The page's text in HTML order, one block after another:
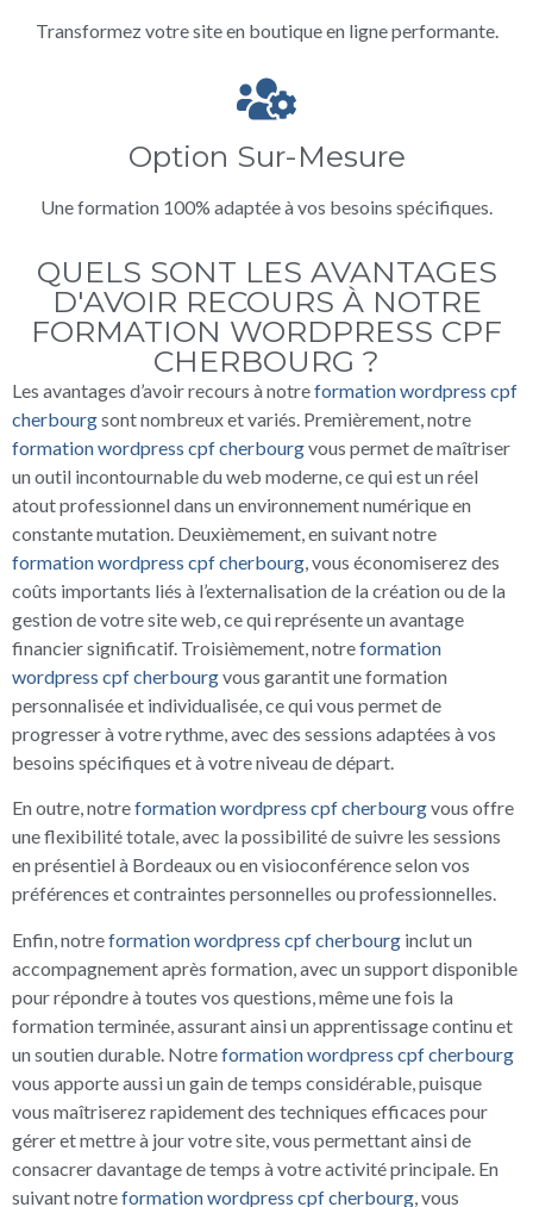
Transformez votre site en boutique en ligne performante.
Option Sur-Mesure
Une formation 100% adaptée à vos besoins spécifiques.
QUELS SONT LES AVANTAGES
D'AVOIR RECOURS À NOTRE
FORMATION WORDPRESS CPF
CHERBOURG ?
Les avantages d’avoir recours à notreformation wordpress cpf
cherbourgsont nombreux et variés. Premièrement, notre
formation wordpress cpf cherbourgvous permet de maîtriser
un outil incontournable du web moderne, ce qui est un réel
atout professionnel dans un environnement numérique en
constante mutation. Deuxièmement, en suivant notre
formation wordpress cpf cherbourg, vous économiserez des
coûts importants liés à l’externalisation de la création ou de la
gestion de votre site web, ce qui représente un avantage
financier significatif. Troisièmement, notreformation
wordpress cpf cherbourgvous garantit une formation
personnalisée et individualisée, ce qui vous permet de
progresser à votre rythme, avec des sessions adaptées à vos
besoins spécifiques et à votre niveau de départ.
En outre, notreformation wordpress cpf cherbourgvous offre
une flexibilité totale, avec la possibilité de suivre les sessions
en présentiel à Bordeaux ou en visioconférence selon vos
préférences et contraintes personnelles ou professionnelles.
Enfin, notreformation wordpress cpf cherbourg inclut un
accompagnement après formation, avec un support disponible
pour répondre à toutes vos questions, même une fois la
formation terminée, assurant ainsi un apprentissage continu et
un soutien durable. Notreformation wordpress cpf cherbourg
vous apporte aussi un gain de temps considérable, puisque
vous maîtriserez rapidement des techniques efficaces pour
gérer et mettre à jour votre site, vous permettant ainsi de
consacrer davantage de temps à votre activité principale. En
suivant notreformation wordpress cpf cherbourg, vous